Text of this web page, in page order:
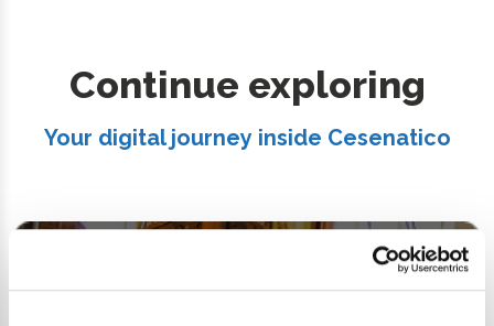
Continue exploring
Your digital journey inside Cesenatico